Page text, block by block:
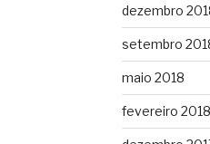
dezembro
setembro
maio 2018
fevereiro 2018